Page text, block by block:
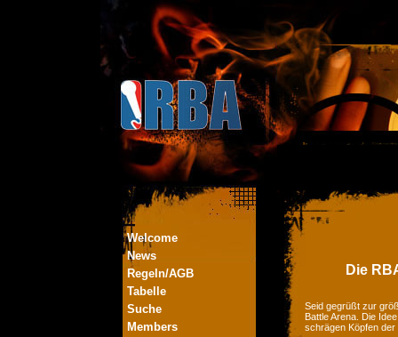
Welcome
News
Regeln/AGB
Tabelle
Suche
Members
Die
Seid gegrüßt zur
Battle Arena. Die
schrägen Köpfen